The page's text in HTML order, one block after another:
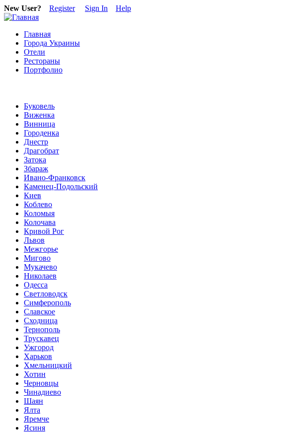
New User? Register Sign In Help
Главная
Города Украины
Отели
Рестораны
Портфолио
Буковель
Виженка
Винница
Городенка
Днестр
Драгобрат
Затока
Збараж
Ивано-Франковск
Каменец-Подольский
Киев
Коблево
Коломыя
Колочава
Кривой Рог
Львов
Межгорье
Мигово
Мукачево
Николаев
Одесса
Светловодск
Симферополь
Славское
Сходница
Тернополь
Трускавец
Ужгород
Харьков
Хмельницкий
Хотин
Черновцы
Чинадиево
Шаян
Ялта
Яремче
Ясиня